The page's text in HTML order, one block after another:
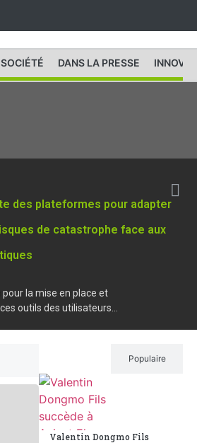
SOCIÉTÉ DANS LA PRESSE
des plateformes pour adapter
de catastrophe face aux
pour la mise en place et
outils des utilisateurs...
Populaire
Valentin Dongmo Fils